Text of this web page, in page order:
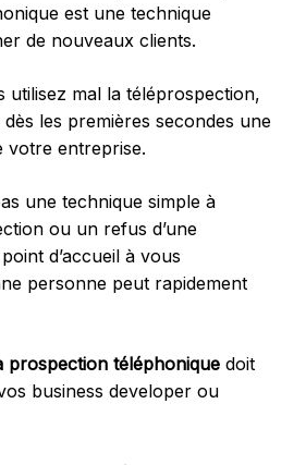
est une technique
de nouveaux clients.
utilisez mal la téléprospection,
les premières secondes une
votre entreprise.
une technique simple à
ou un refus d’une
d’accueil à vous
personne peut rapidement
prospection téléphoniquedoit
business developer ou